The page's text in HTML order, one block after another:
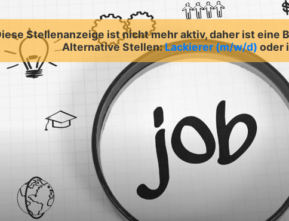
Stellenanzeige ist nicht mehr aktiv, daher ist eine
Alternative Stellen:Lackierer (m/w/d) oder